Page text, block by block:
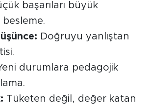
başarıları büyük
Doğruyu yanlıştan
durumlara pedagojik
Tüketen değil, değer katan